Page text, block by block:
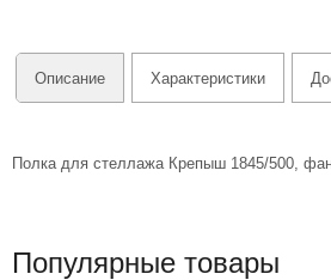
Описание Характеристики
Полка для стеллажа Крепыш 1845/500,
Популярные товары